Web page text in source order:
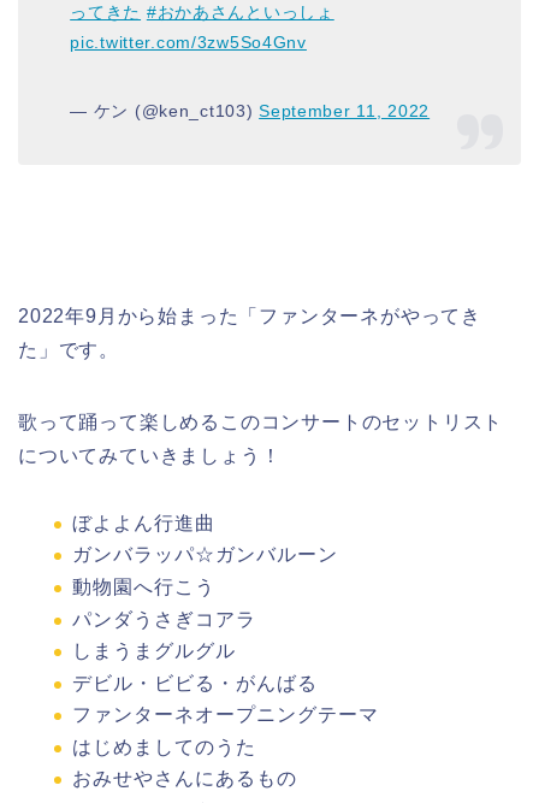
ってきた #おかあさんといっしょ
pic.twitter.com/3zw5So4Gnv
— ケン (@ken_ct103)September 11, 2022
2022年9月から始まった「ファンターネがやってき
た」です。
歌って踊って楽しめるこのコンサートのセットリスト
についてみていきましょう！
ぼよよん行進曲
ガンバラッパ☆ガンバルーン
動物園へ行こう
パンダうさぎコアラ
しまうまグルグル
デビル・ビビる・がんばる
ファンターネオープニングテーマ
はじめましてのうた
おみせやさんにあるもの